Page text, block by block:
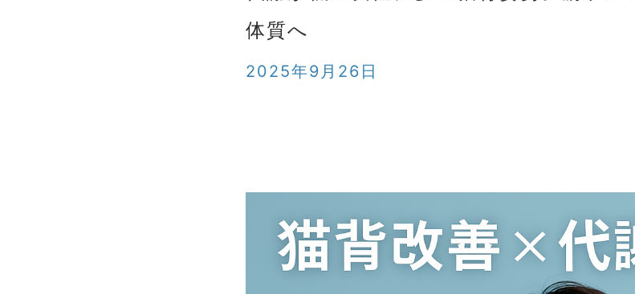
体質へ
2025年9月26日